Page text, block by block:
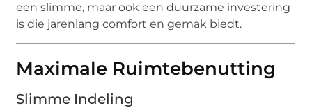
een slimme, maar ook een duurzame investering
is die jarenlang comfort en gemak biedt.
Maximale Ruimtebenutting
Slimme Indeling